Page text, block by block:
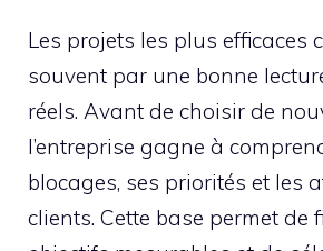
Les projets les plus efficaces
souvent par une bonne
réels. Avant de choisir de
l’entreprise gagne à
blocages, ses priorités et les
clients. Cette base permet de